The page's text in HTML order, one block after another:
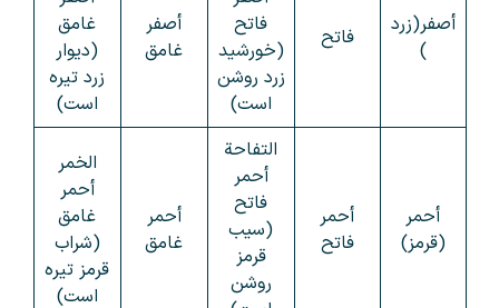
أصفر(زرد
)
فاتح
فاتح
(خورشید
زرد روشن
است)
أصفر
غامق
غامق
(دیوار
زرد تیره
است)
أحمر
(قرمز)
أحمر
فاتح
التفاحة
أحمر
فاتح
(سیب
قرمز
روشن
أحمر
غامق
الخمر
أحمر
غامق
(شراب
قرمز تیره
است)